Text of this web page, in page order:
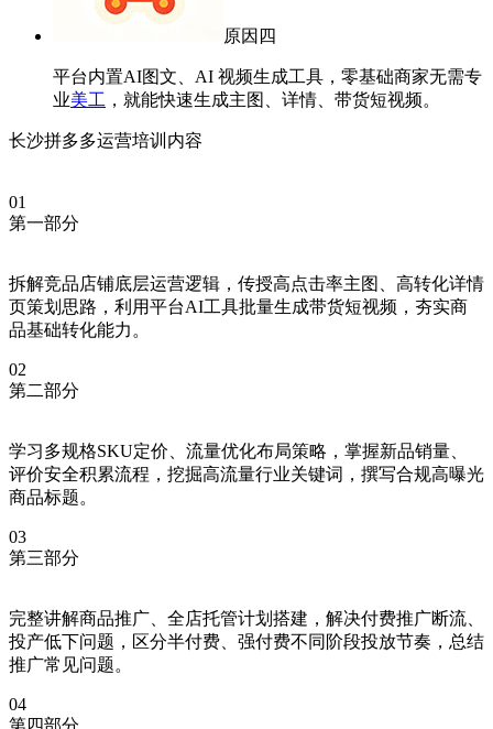
原因四
平台内置AI图文、AI 视频生成工具，零基础商家无需专
业美工 ，就能快速生成主图、详情、带货短视频。
长沙拼多多运营培训内容
01
第一部分
拆解竞品店铺底层运营逻辑，传授高点击率主图、高转化详情
页策划思路，利用平台AI工具批量生成带货短视频，夯实商
品基础转化能力。
02
第二部分
学习多规格SKU定价、流量优化布局策略，掌握新品销量、
评价安全积累流程，挖掘高流量行业关键词，撰写合规高曝光
商品标题。
03
第三部分
完整讲解商品推广、全店托管计划搭建，解决付费推广断流、
投产低下问题，区分半付费、强付费不同阶段投放节奏，总结
推广常见问题。
04